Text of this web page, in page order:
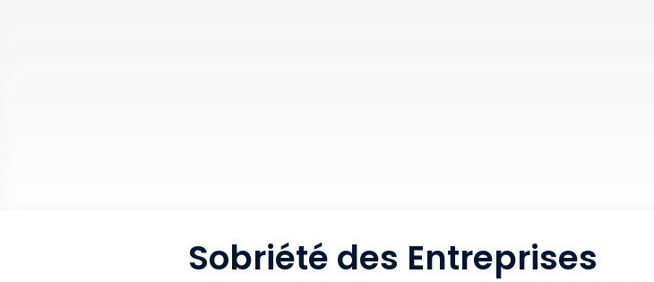
Sobriété des Entreprises